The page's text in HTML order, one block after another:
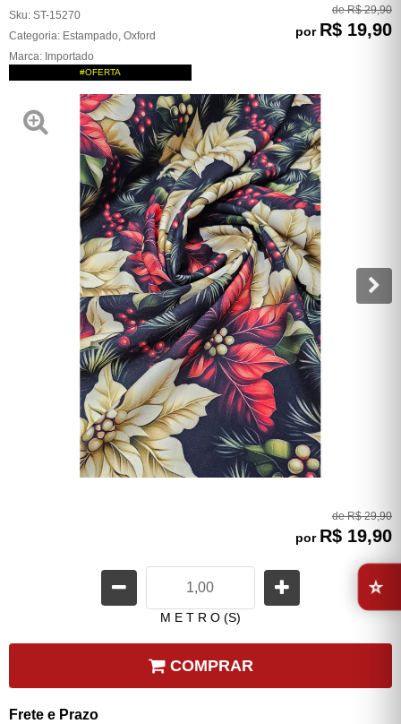
Sku: ST-15270
Categoria: Estampado Oxford
Marca: Importado
#OFERTA
de R$ 29,90
por R$ 19,90
de R$ 29,90
por R$ 19,90
M E T R O (S)
COMPRAR
Frete e Prazo
⭐